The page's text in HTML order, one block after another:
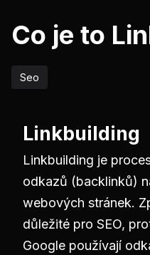
Co je to
Seo
Linkbuilding
Linkbuilding je
odkazů (backlinků)
webových stránek.
důležité pro SEO,
Google používají